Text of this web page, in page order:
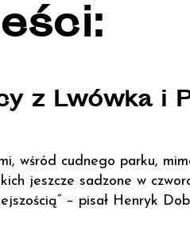
z Lwówka i
wśród cudnego parku,
jeszcze sadzone w
– pisał Henryk